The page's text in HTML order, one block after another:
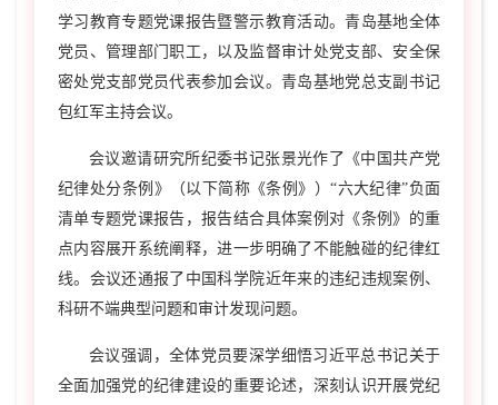
学习教育专题党课报告暨警示教育活动。青岛基地全体
党员、管理部门职工，以及监督审计处党支部、安全保
密处党支部党员代表参加会议。青岛基地党总支副书记
包红军主持会议。
会议邀请研究所纪委书记张景光作了《中国共产党
纪律处分条例》（以下简称《条例》）“六大纪律”负面
清单专题党课报告，报告结合具体案例对《条例》的重
点内容展开系统阐释，进一步明确了不能触碰的纪律红
线。会议还通报了中国科学院近年来的违纪违规案例、
科研不端典型问题和审计发现问题。
会议强调，全体党员要深学细悟习近平总书记关于
全面加强党的纪律建设的重要论述，深刻认识开展党纪